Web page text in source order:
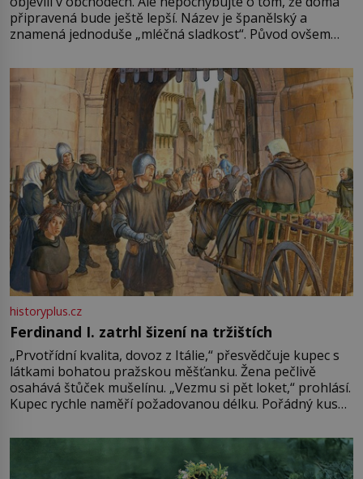
připravená bude ještě lepší. Název je španělský a
znamená jednoduše „mléčná sladkost“. Původ ovšem
pře hned několik latinskoamerických zemí a k tomu
Francie, kde se traduje,
historyplus.cz
Ferdinand I. zatrhl šizení na tržištích
„Prvotřídní kvalita, dovoz z Itálie,“ přesvědčuje kupec s
látkami bohatou pražskou měšťanku. Žena pečlivě
osahává štůček mušelínu. „Vezmu si pět loket,“ prohlásí.
Kupec rychle naměří požadovanou délku. Pořádný kus
milostpaní. Stačí jenom na sukni,“ zhodnotí švadlena
množství růžového mušelínu. „Ošidili vás, podívejte.“
Vezme do ruky dřevěnou